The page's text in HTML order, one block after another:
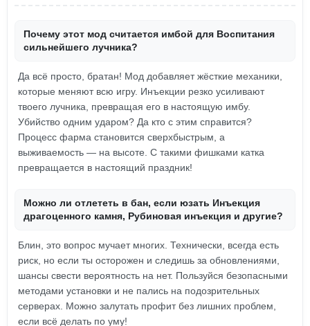
Почему этот мод считается имбой для Воспитания
сильнейшего лучника?
Да всё просто, братан! Мод добавляет жёсткие механики,
которые меняют всю игру. Инъекции резко усиливают
твоего лучника, превращая его в настоящую имбу.
Убийство одним ударом? Да кто с этим справится?
Процесс фарма становится сверхбыстрым, а
выживаемость — на высоте. С такими фишками катка
превращается в настоящий праздник!
Можно ли отлететь в бан, если юзать Инъекция
драгоценного камня, Рубиновая инъекция и другие?
Блин, это вопрос мучает многих. Технически, всегда есть
риск, но если ты осторожен и следишь за обновлениями,
шансы свести вероятность на нет. Пользуйся безопасными
методами установки и не пались на подозрительных
серверах. Можно залутать профит без лишних проблем,
если всё делать по уму!